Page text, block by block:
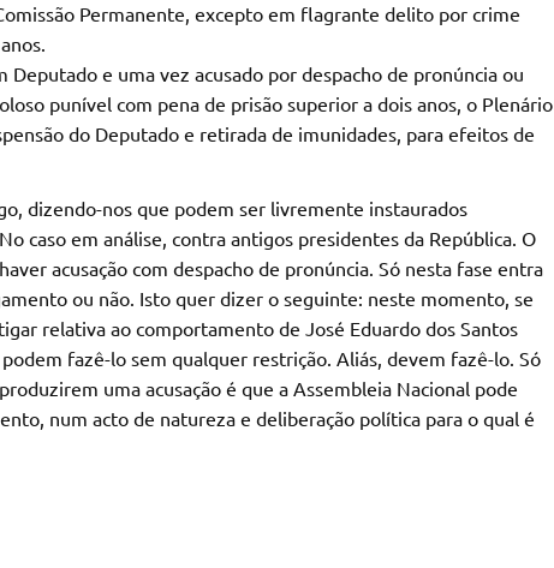
Permanente, excepto em flagrante delito por crime
e uma vez acusado por despacho de pronúncia ou
punível com pena de prisão superior a dois anos, o Plenário
do Deputado e retirada de imunidades, para efeitos de
dizendo-nos que podem ser livremente instaurados
caso em análise, contra antigos presidentes da República. O
acusação com despacho de pronúncia. Só nesta fase entra
ou não. Isto quer dizer o seguinte: neste momento, se
relativa ao comportamento de José Eduardo dos Santos
fazê-lo sem qualquer restrição. Aliás, devem fazê-lo. Só
uma acusação é que a Assembleia Nacional pode
num acto de natureza e deliberação política para o qual é